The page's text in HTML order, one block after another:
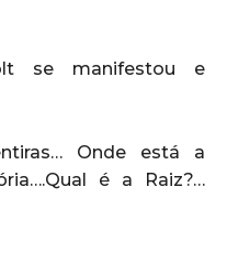
se manifestou e
Onde está a
é a Raiz?…